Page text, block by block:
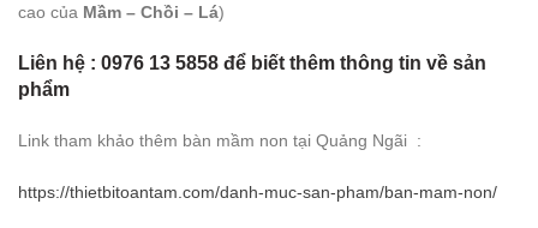
cao của Mầm – Chồi – Lá)
Liên hệ : 0976 13 5858 để biết thêm thông tin về sản
phẩm
Link tham khảo thêm bàn mầm non tại Quảng Ngãi :
https://thietbitoantam.com/danh-muc-san-pham/ban-mam-non/